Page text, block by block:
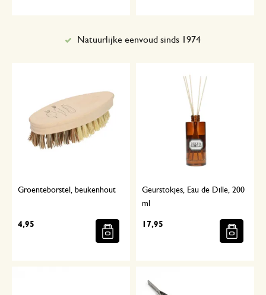
Groenteborstel, beukenhout
4,95
Geurstokjes, Eau de Dille, 200
ml
17,95
Natuurlijke eenvoud sinds 1974